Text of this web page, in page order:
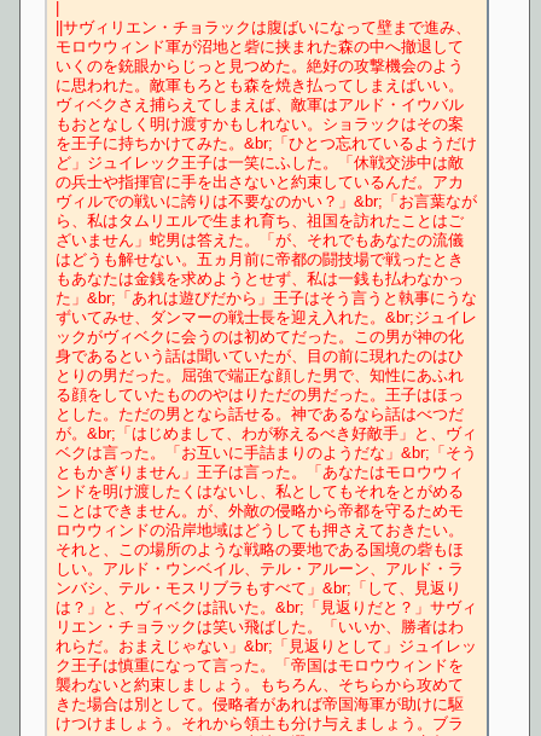
||サヴィリエン・チョラックは腹ばいになって壁まで進み、
モロウウィンド軍が沼地と砦に挟まれた森の中へ撤退して
いくのを銃眼からじっと見つめた。絶好の攻撃機会のよう
に思われた。敵軍もろとも森を焼き払ってしまえばいい。
ヴィベクさえ捕らえてしまえば、敵軍はアルド・イウバル
もおとなしく明け渡すかもしれない。ショラックはその案
を王子に持ちかけてみた。&br;「ひとつ忘れているようだけ
ど」ジュイレック王子は一笑にふした。「休戦交渉中は敵
の兵士や指揮官に手を出さないと約束しているんだ。アカ
ヴィルでの戦いに誇りは不要なのかい？」&br;「お言葉なが
ら、私はタムリエルで生まれ育ち、祖国を訪れたことはご
ざいません」蛇男は答えた。「が、それでもあなたの流儀
はどうも解せない。五ヵ月前に帝都の闘技場で戦ったとき
もあなたは金銭を求めようとせず、私は一銭も払わなかっ
た」&br;「あれは遊びだから」王子はそう言うと執事にうな
ずいてみせ、ダンマーの戦士長を迎え入れた。&br;ジュイレ
ックがヴィベクに会うのは初めてだった。この男が神の化
身であるという話は聞いていたが、目の前に現れたのはひ
とりの男だった。屈強で端正な顔した男で、知性にあふれ
る顔をしていたもののやはりただの男だった。王子はほっ
とした。ただの男となら話せる。神であるなら話はべつだ
が。&br;「はじめまして、わが称えるべき好敵手」と、ヴィ
ベクは言った。「お互いに手詰まりのようだな」&br;「そう
ともかぎりません」王子は言った。「あなたはモロウウィ
ンドを明け渡したくはないし、私としてもそれをとがめる
ことはできません。が、外敵の侵略から帝都を守るためモ
ロウウィンドの沿岸地域はどうしても押さえておきたい。
それと、この場所のような戦略の要地である国境の砦もほ
しい。アルド・ウンベイル、テル・アルーン、アルド・ラ
ンバシ、テル・モスリブラもすべて」&br;「して、見返り
は？」と、ヴィベクは訊いた。&br;「見返りだと？」サヴィ
リエン・チョラックは笑い飛ばした。「いいか、勝者はわ
れらだ。おまえじゃない」&br;「見返りとして」ジュイレッ
ク王子は慎重になって言った。「帝国はモロウウィンドを
襲わないと約束しましょう。もちろん、そちらから攻めて
きた場合は別として。侵略者があれば帝国海軍が助けに駆
けつけましょう。それから領土も分け与えましょう。ブラ